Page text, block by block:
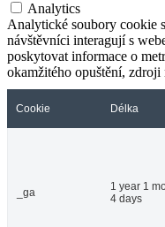
Analytics
Analytické soubory cookie
návštěvníci interagují s
poskytovat informace o
okamžitého opuštění, zdroji
Cookie Délka
_ga
1 year 1
4 days